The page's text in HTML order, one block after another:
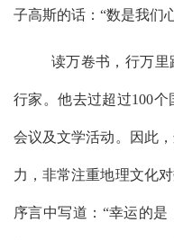
子高斯的话：“数是我们
读万卷书，行万
行家。他去过超过100个
会议及文学活动。因此
力，非常注重地理文化
序言中写道：“幸运的